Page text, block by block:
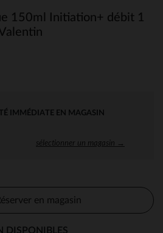
150ml Initiation+ débit 1
IMMÉDIATE EN MAGASIN
sélectionner un magasin →
en magasin
DISPONIBLES